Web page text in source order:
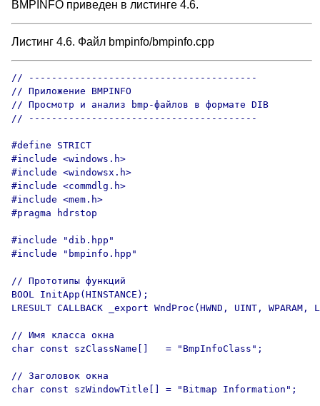
BMPINFO приведен в листинге 4.6.
Листинг 4.6. Файл bmpinfo/bmpinfo.cpp
// ----------------------------------------
// Приложение BMPINFO
// Просмотр и анализ bmp-файлов в формате DIB
// ----------------------------------------
#define STRICT
#include <windows.h>
#include <windowsx.h>
#include <commdlg.h>
#include <mem.h>
#pragma hdrstop
#include "dib.hpp"
#include "bmpinfo.hpp"
// Прототипы функций
BOOL InitApp(HINSTANCE);
LRESULT CALLBACK _export WndProc(HWND, UINT, WPARAM,
// Имя класса окна
char const szClassName[]   = "BmpInfoClass";
// Заголовок окна
char const szWindowTitle[] = "Bitmap Information";